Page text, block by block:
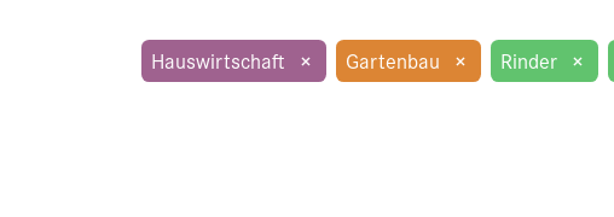
Hauswirtschaft × Gartenbau × Rinder ×